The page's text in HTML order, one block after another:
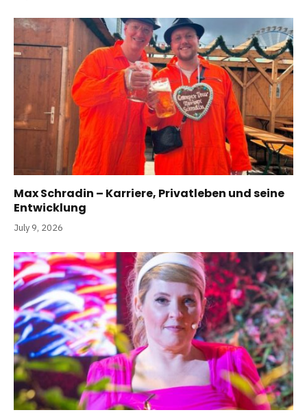
Max Schradin – Karriere, Privatleben und seine
Entwicklung
July 9, 2026